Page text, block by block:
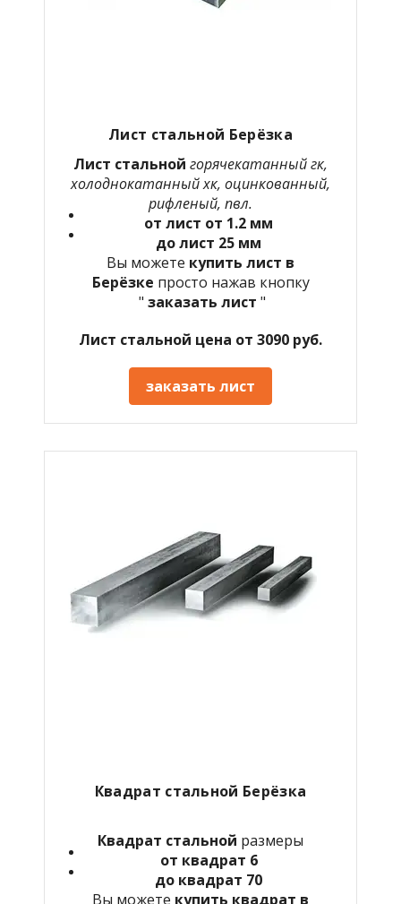
Лист стальной Берёзка
Лист стальной горячекатанный гк,
холоднокатанный хк, оцинкованный,
рифленый, пвл.
от лист от 1.2 мм
до лист 25 мм
Вы можете купить лист в
Берёзке просто нажав кнопку
" заказать лист "
Лист стальной цена от 3090 руб.
заказать лист
Квадрат стальной Берёзка
Квадрат стальной размеры
от квадрат 6
до квадрат 70
Вы можете купить квадрат в